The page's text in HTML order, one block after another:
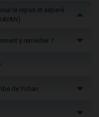
le repas et séparé
y remédier ?
de Yohan